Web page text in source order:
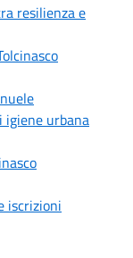
resilienza e
igiene urbana
iscrizioni